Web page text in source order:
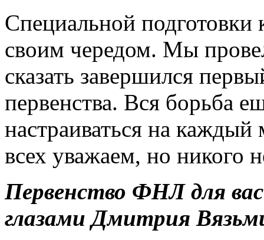
Специальной подготовки
своим чередом. Мы
сказать завершился
первенства. Вся борьба
настраиваться на
всех уважаем, но никого
Первенство ФНЛ для
глазами Дмитрия